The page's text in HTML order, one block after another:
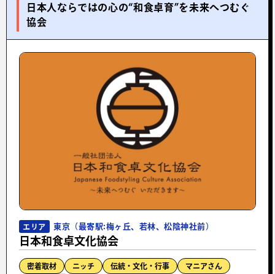
日本人ならではの心の“和食卓育”を未来へつむぐ
協会
エリア 東京（最寄駅:梅ヶ丘、若林、松陰神社前）
日本和食卓文化協会
密着取材 ニッチ 伝統・文化・行事 マニアさん